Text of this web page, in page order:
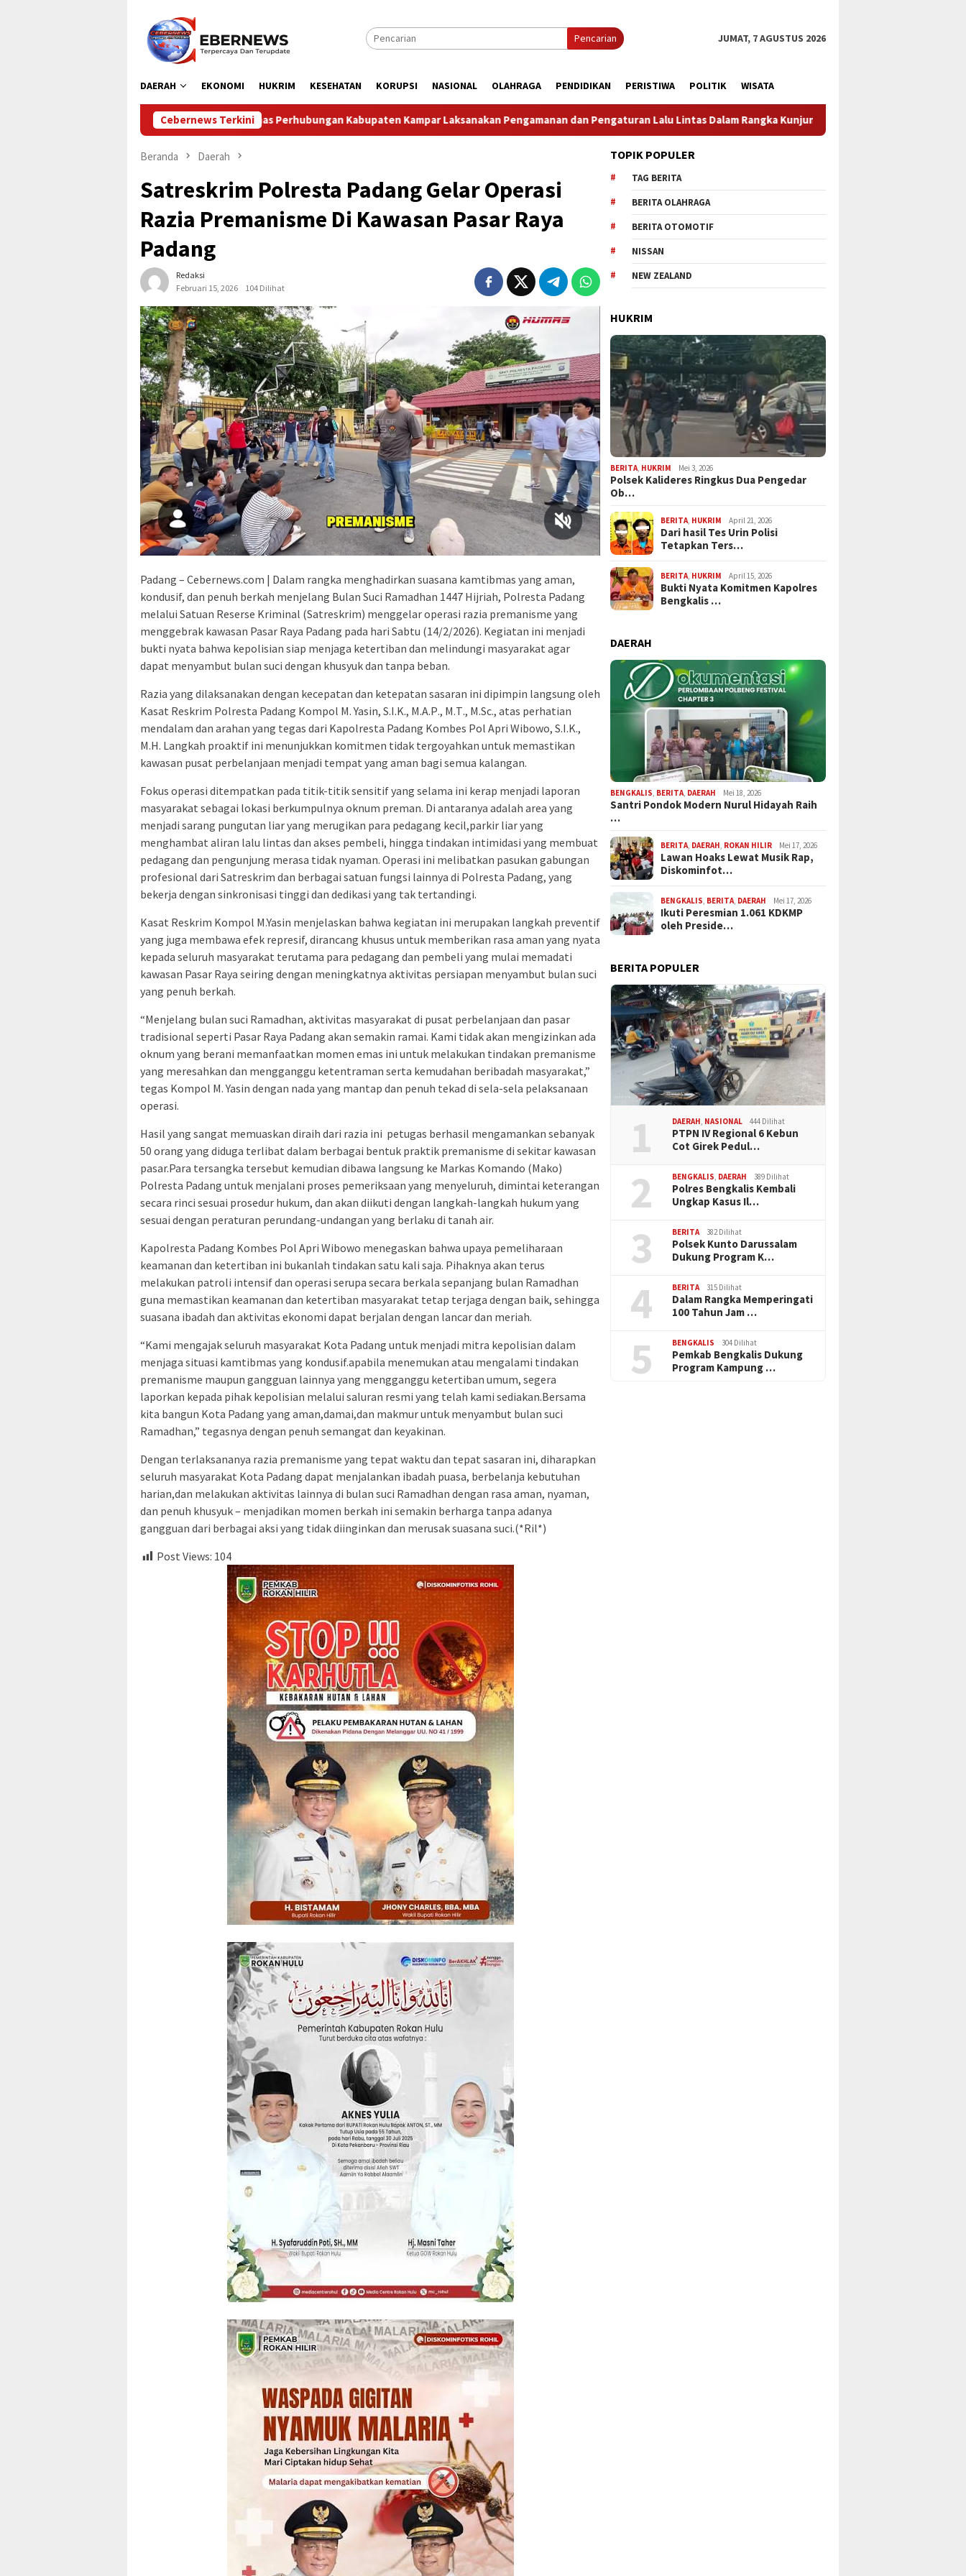
konten
Pencarian JUMAT, 7 AGUSTUS 2026
DAERAH EKONOMI HUKRIM KESEHATAN KORUPSI NASIONAL OLAHRAGA PENDIDIKAN PERISTIWA POLITIK WISATA
Cebernews Terkini
Dinas Perhubungan Kabupaten Kampar Laksanakan Pengamanan dan Pengaturan Lalu Lintas Dalam Rangka Kunjungan Menteri Pertahanan RI
Beranda Daerah
Satreskrim Polresta Padang Gelar Operasi
Razia Premanisme Di Kawasan Pasar Raya
Padang
Redaksi
Februari 15, 2026
104 Dilihat
Padang – Cebernews.com | Dalam rangka menghadirkan suasana kamtibmas yang aman,
kondusif, dan penuh berkah menjelang Bulan Suci Ramadhan 1447 Hijriah, Polresta Padang
melalui Satuan Reserse Kriminal (Satreskrim) menggelar operasi razia premanisme yang
menggebrak kawasan Pasar Raya Padang pada hari Sabtu (14/2/2026). Kegiatan ini menjadi
bukti nyata bahwa kepolisian siap menjaga ketertiban dan melindungi masyarakat agar
dapat menyambut bulan suci dengan khusyuk dan tanpa beban.
Razia yang dilaksanakan dengan kecepatan dan ketepatan sasaran ini dipimpin langsung oleh
Kasat Reskrim Polresta Padang Kompol M. Yasin, S.I.K., Μ.Α.Ρ., Μ.Τ., M.Sc., atas perhatian
mendalam dan arahan yang tegas dari Kapolresta Padang Kombes Pol Apri Wibowo, S.I.K.,
M.H. Langkah proaktif ini menunjukkan komitmen tidak tergoyahkan untuk memastikan
kawasan pusat perbelanjaan menjadi tempat yang aman bagi semua kalangan.
Fokus operasi ditempatkan pada titik-titik sensitif yang selama ini kerap menjadi laporan
masyarakat sebagai lokasi berkumpulnya oknum preman. Di antaranya adalah area yang
menjadi sarang pungutan liar yang merugikan para pedagang kecil,parkir liar yang
menghambat aliran lalu lintas dan akses pembeli, hingga tindakan intimidasi yang membuat
pedagang dan pengunjung merasa tidak nyaman. Operasi ini melibatkan pasukan gabungan
profesional dari Satreskrim dan berbagai satuan fungsi lainnya di Polresta Padang, yang
bekerja dengan sinkronisasi tinggi dan dedikasi yang tak tertandingi.
Kasat Reskrim Kompol M.Yasin menjelaskan bahwa kegiatan ini merupakan langkah preventif
yang juga membawa efek represif, dirancang khusus untuk memberikan rasa aman yang nyata
kepada seluruh masyarakat terutama para pedagang dan pembeli yang mulai memadati
kawasan Pasar Raya seiring dengan meningkatnya aktivitas persiapan menyambut bulan suci
yang penuh berkah.
“Menjelang bulan suci Ramadhan, aktivitas masyarakat di pusat perbelanjaan dan pasar
tradisional seperti Pasar Raya Padang akan semakin ramai. Kami tidak akan mengizinkan ada
oknum yang berani memanfaatkan momen emas ini untuk melakukan tindakan premanisme
yang meresahkan dan mengganggu ketentraman serta kemudahan beribadah masyarakat,”
tegas Kompol M. Yasin dengan nada yang mantap dan penuh tekad di sela-sela pelaksanaan
operasi.
Hasil yang sangat memuaskan diraih dari razia ini petugas berhasil mengamankan sebanyak
50 orang yang diduga terlibat dalam berbagai bentuk praktik premanisme di sekitar kawasan
pasar.Para tersangka tersebut kemudian dibawa langsung ke Markas Komando (Mako)
Polresta Padang untuk menjalani proses pemeriksaan yang menyeluruh, dimintai keterangan
secara rinci sesuai prosedur hukum, dan akan diikuti dengan langkah-langkah hukum yang
sesuai dengan peraturan perundang-undangan yang berlaku di tanah air.
Kapolresta Padang Kombes Pol Apri Wibowo menegaskan bahwa upaya pemeliharaan
keamanan dan ketertiban ini bukanlah tindakan satu kali saja. Pihaknya akan terus
melakukan patroli intensif dan operasi serupa secara berkala sepanjang bulan Ramadhan
guna memastikan keamanan dan ketertiban masyarakat tetap terjaga dengan baik, sehingga
suasana ibadah dan aktivitas ekonomi dapat berjalan dengan lancar dan meriah.
“Kami mengajak seluruh masyarakat Kota Padang untuk menjadi mitra kepolisian dalam
menjaga situasi kamtibmas yang kondusif.apabila menemukan atau mengalami tindakan
premanisme maupun gangguan lainnya yang mengganggu ketertiban umum, segera
laporkan kepada pihak kepolisian melalui saluran resmi yang telah kami sediakan.Bersama
kita bangun Kota Padang yang aman,damai,dan makmur untuk menyambut bulan suci
Ramadhan,” tegasnya dengan penuh semangat dan keyakinan.
Dengan terlaksananya razia premanisme yang tepat waktu dan tepat sasaran ini, diharapkan
seluruh masyarakat Kota Padang dapat menjalankan ibadah puasa, berbelanja kebutuhan
harian,dan melakukan aktivitas lainnya di bulan suci Ramadhan dengan rasa aman, nyaman,
dan penuh khusyuk – menjadikan momen berkah ini semakin berharga tanpa adanya
gangguan dari berbagai aksi yang tidak diinginkan dan merusak suasana suci.(*Ril*)
Post Views: 104
TOPIK POPULER
TAG BERITA
BERITA OLAHRAGA
BERITA OTOMOTIF
NISSAN
NEW ZEALAND
HUKRIM
BERITA HUKRIM Mei 3, 2026
Polsek Kalideres Ringkus Dua Pengedar
Ob…
BERITA HUKRIM April 21, 2026
Dari hasil Tes Urin Polisi
Tetapkan Ters…
BERITA HUKRIM April 15, 2026
Bukti Nyata Komitmen Kapolres
Bengkalis …
DAERAH
BENGKALIS BERITA DAERAH Mei 18, 2026
Santri Pondok Modern Nurul Hidayah Raih
…
BERITA DAERAH ROKAN HILIR Mei 17, 2026
Lawan Hoaks Lewat Musik Rap,
Diskominfot…
BENGKALIS BERITA DAERAH Mei 17, 2026
Ikuti Peresmian 1.061 KDKMP
oleh Preside…
BERITA POPULER
1 DAERAH, NASIONAL 444 Dilihat
PTPN IV Regional 6 Kebun
Cot Girek Pedul…
2 BENGKALIS, DAERAH 389 Dilihat
Polres Bengkalis Kembali
Ungkap Kasus Il…
3 BERITA 382 Dilihat
Polsek Kunto Darussalam
Dukung Program K…
4 BERITA 315 Dilihat
Dalam Rangka Memperingati
100 Tahun Jam …
5 BENGKALIS 304 Dilihat
Pemkab Bengkalis Dukung
Program Kampung …